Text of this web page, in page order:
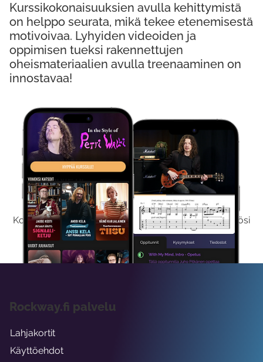
Kokeile Ilmaiseksi
Kokeilemalla ilmaiseksi saat koko sisältömme käyttöösi
viikon ajaksi.
Kurssikokonaisuuksien avulla kehittymistä
on helppo seurata, mikä tekee etenemisestä
motivoivaa. Lyhyiden videoiden ja
oppimisen tueksi rakennettujen
oheismateriaalien avulla treenaaminen on
innostavaa!
Rockway.fi palvelu
Lahjakortit
Käyttöehdot